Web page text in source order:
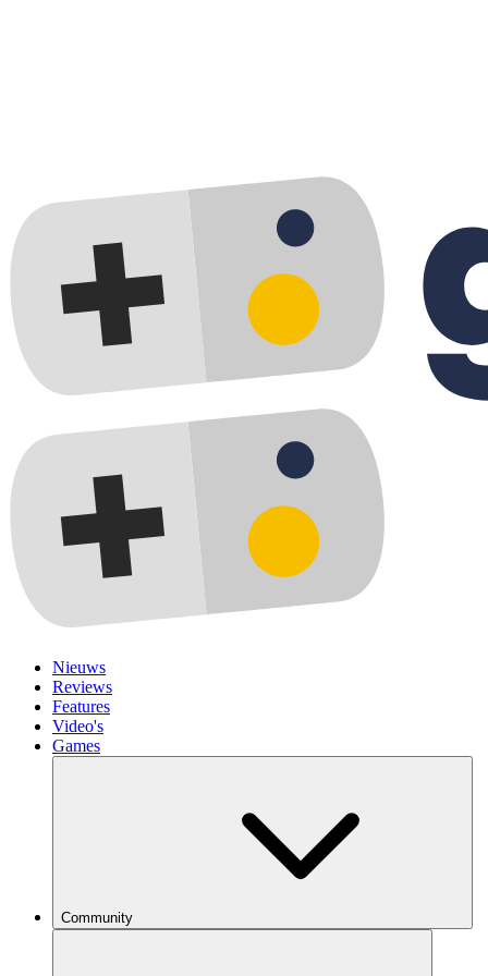
Nieuws
Reviews
Features
Video's
Games
Community